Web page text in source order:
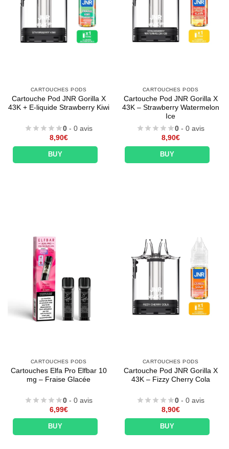
CARTOUCHES PODS
Cartouche Pod JNR Gorilla X
43K + E-liquide Strawberry Kiwi
0 - 0 avis
8,90€
BUY
CARTOUCHES PODS
Cartouche Pod JNR Gorilla X
43K – Strawberry Watermelon
Ice
0 - 0 avis
8,90€
BUY
CARTOUCHES PODS
Cartouches Elfa Pro Elfbar 10
mg – Fraise Glacée
0 - 0 avis
6,99€
BUY
CARTOUCHES PODS
Cartouche Pod JNR Gorilla X
43K – Fizzy Cherry Cola
0 - 0 avis
8,90€
BUY